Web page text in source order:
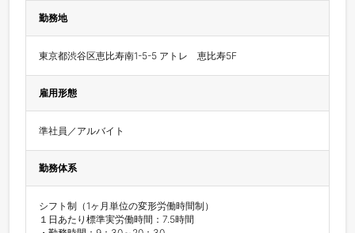
勤務地
東京都渋谷区恵比寿南1-5-5 アトレ　恵比寿5F
雇用形態
準社員／アルバイト
勤務体系
シフト制（1ヶ月単位の変形労働時間制）
１日あたり標準実労働時間：7.5時間